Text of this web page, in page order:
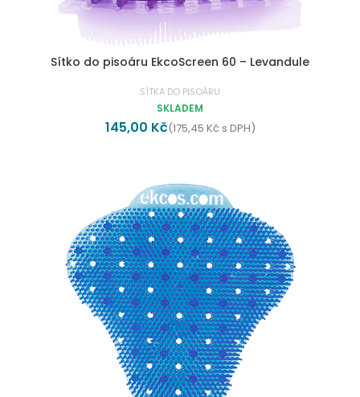
Sítko do pisoáru EkcoScreen 60 – Levandule
SÍTKA DO PISOÁRU
SKLADEM
145,00 Kč(175,45 Kč s DPH)